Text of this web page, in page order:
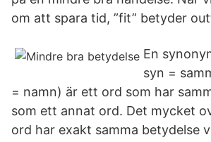
om att spara tid, ”fit” betyder
En
syn =
= namn) är ett ord som har
som ett annat ord. Det mycket
ord har exakt samma betydelse